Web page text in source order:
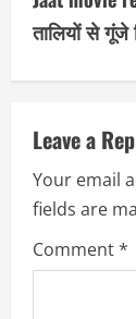
i
n
e
R
e
तालियों से गूंजे
Leave a
Your email
fields are
Comment*